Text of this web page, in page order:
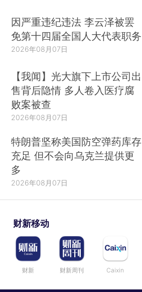
因严重违纪违法 李云泽被罢
免第十四届全国人大代表职务
2026年08月07日
【我闻】光大旗下上市公司出
售背后隐情 多人卷入医疗腐
败案被查
2026年08月07日
特朗普坚称美国防空弹药库存
充足 但不会向乌克兰提供更
多
2026年08月07日
财新移动
财新 财新周刊 Caixin